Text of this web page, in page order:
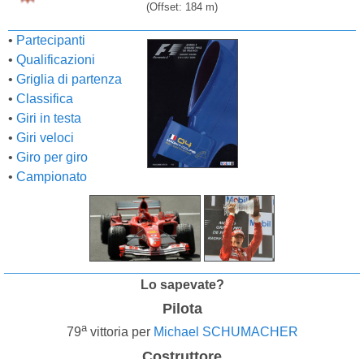
(Offset: 184 m)
• Partecipanti
• Qualificazioni
• Griglia di partenza
• Classifica
• Giri in testa
• Giri veloci
• Giro per giro
• Campionato
Lo sapevate?
Pilota
79avittoria per Michael SCHUMACHER